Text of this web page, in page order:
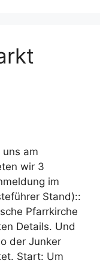
am
wir 3
im
Stand)::
Pfarrkirche
Details. Und
der Junker
Start: Um